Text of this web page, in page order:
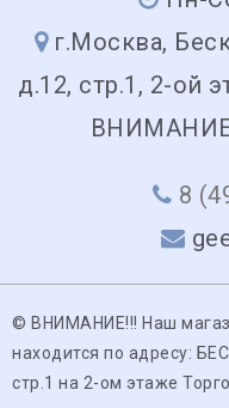
г.Москва,
д.12, стр.1, 2-ой
8
© ВНИМАНИЕ!!! Наш
находится по адресу:
стр.1 на 2-ом этаже